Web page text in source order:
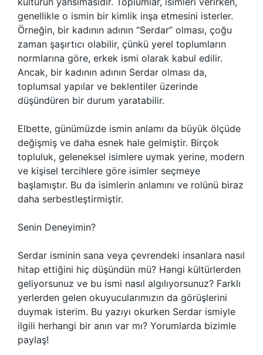
genellikle o ismin bir kimlik inşa etmesini isterler.
Örneğin, bir kadının adının “Serdar” olması, çoğu
zaman şaşırtıcı olabilir, çünkü yerel toplumların
normlarına göre, erkek ismi olarak kabul edilir.
Ancak, bir kadının adının Serdar olması da,
toplumsal yapılar ve beklentiler üzerinde
düşündüren bir durum yaratabilir.
Elbette, günümüzde ismin anlamı da büyük ölçüde
değişmiş ve daha esnek hale gelmiştir. Birçok
topluluk, geleneksel isimlere uymak yerine, modern
ve kişisel tercihlere göre isimler seçmeye
başlamıştır. Bu da isimlerin anlamını ve rolünü biraz
daha serbestleştirmiştir.
Senin Deneyimin?
Serdar isminin sana veya çevrendeki insanlara nasıl
hitap ettiğini hiç düşündün mü? Hangi kültürlerden
geliyorsunuz ve bu ismi nasıl algılıyorsunuz? Farklı
yerlerden gelen okuyucularımızın da görüşlerini
duymak isterim. Bu yazıyı okurken Serdar ismiyle
ilgili herhangi bir anın var mı? Yorumlarda bizimle
paylaş!